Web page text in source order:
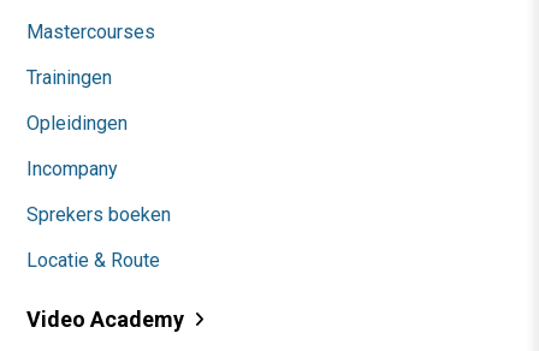
Mastercourses
Trainingen
Opleidingen
Incompany
Sprekers boeken
Locatie & Route
Video Academy